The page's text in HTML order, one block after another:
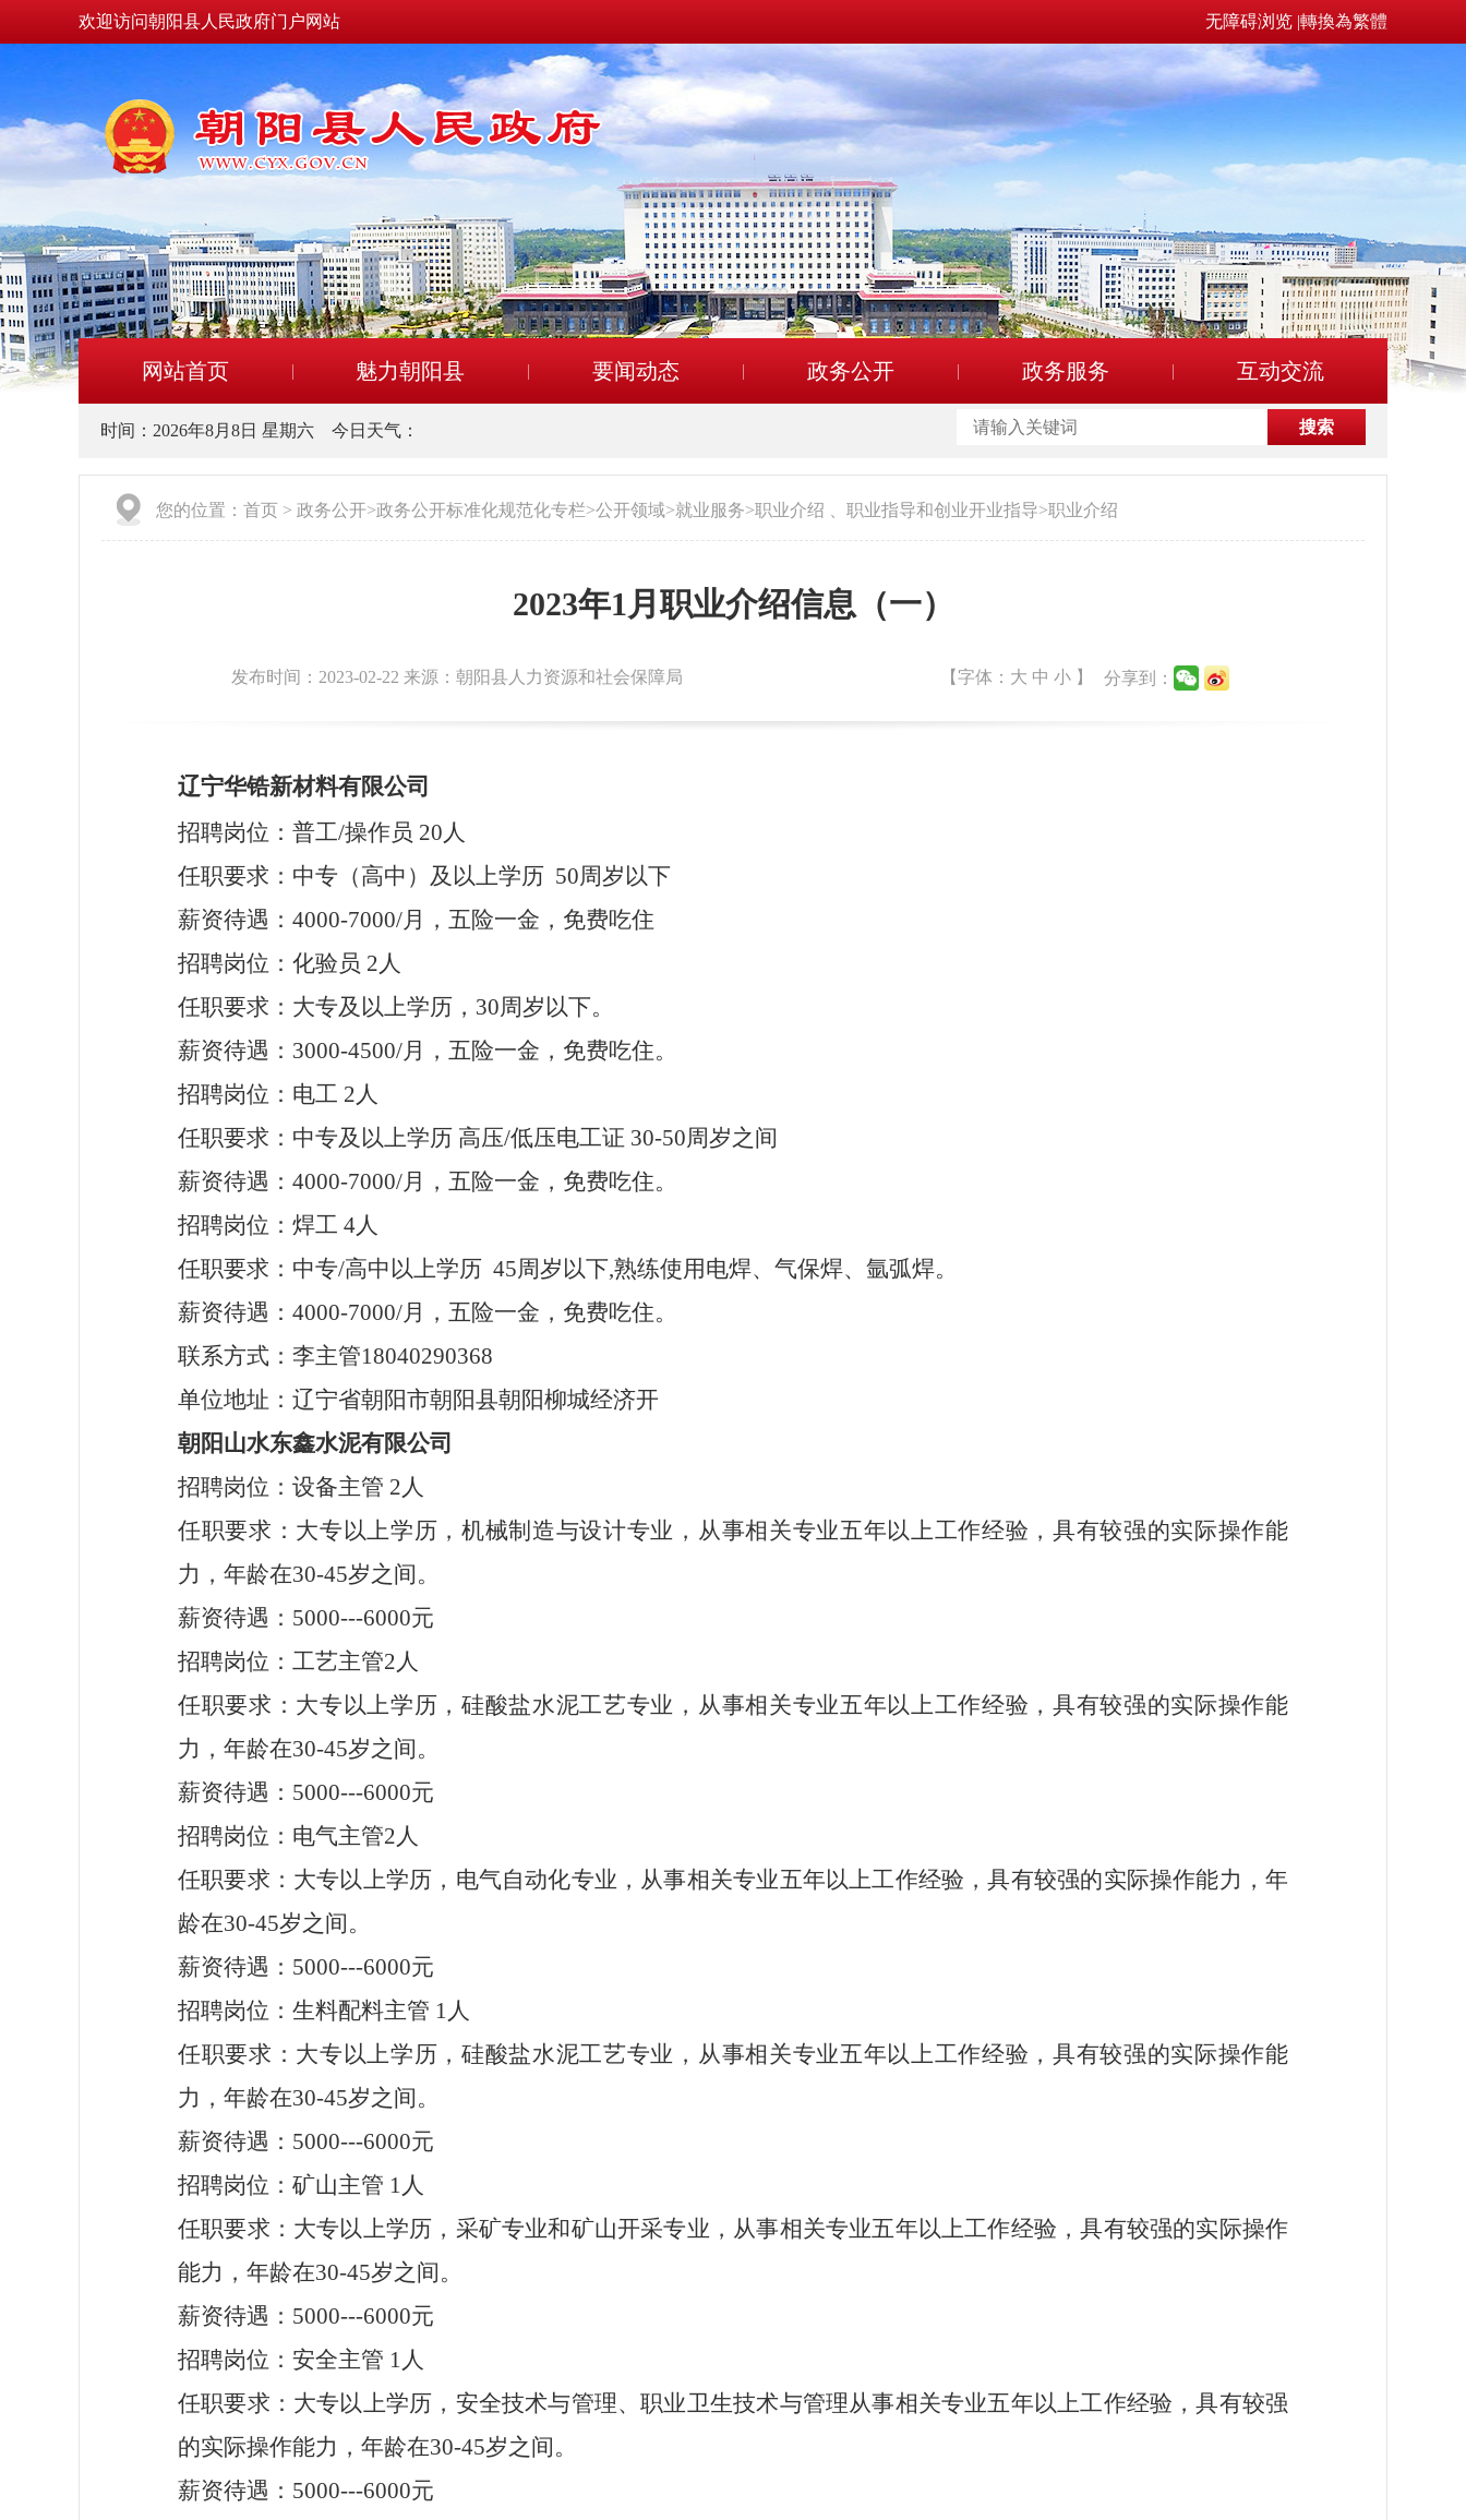
欢迎访问朝阳县人民政府门户网站 无障碍浏览 |轉換為繁體
网站首页 魅力朝阳县 要闻动态 政务公开 政务服务 互动交流
时间： 2026年8月8日 星期六 今日天气：
您的位置： 首页 > 政务公开>政务公开标准化规范化专栏>公开领域>就业服务>职业介绍 、职业指导和创业开业指导>职业介绍
2023年1月职业介绍信息（一）
发布时间：2023-02-22 来源：朝阳县人力资源和社会保障局 【字体： 大 中 小 】 分享到：
辽宁华锆新材料有限公司
招聘岗位：普工/操作员 20人
任职要求：中专（高中）及以上学历 50周岁以下
薪资待遇： 4000-7000/月，五险一金，免费吃住
招聘岗位：化验员 2人
任职要求：大专及以上学历， 30周岁以下。
薪资待遇： 3000-4500/月，五险一金，免费吃住。
招聘岗位：电工 2人
任职要求：中专及以上学历 高压/低压电工证 30-50周岁之间
薪资待遇： 4000-7000/月，五险一金，免费吃住。
招聘岗位：焊工 4人
任职要求：中专/高中以上学历 45周岁以下,熟练使用电焊、气保焊、氩弧焊。
薪资待遇： 4000-7000/月，五险一金，免费吃住。
联系方式：李主管18040290368
单位地址：辽宁省朝阳市朝阳县朝阳柳城经济开
朝阳山水东鑫水泥有限公司
招聘岗位：设备主管 2人
任职要求：大专以上学历，机械制造与设计专业，从事相关专业五年以上工作经验，具有较强的实际操作能
力，年龄在30-45岁之间。
薪资待遇： 5000---6000元
招聘岗位：工艺主管2人
任职要求：大专以上学历，硅酸盐水泥工艺专业，从事相关专业五年以上工作经验，具有较强的实际操作能
力，年龄在30-45岁之间。
薪资待遇： 5000---6000元
招聘岗位：电气主管2人
任职要求：大专以上学历，电气自动化专业，从事相关专业五年以上工作经验，具有较强的实际操作能力，年
龄在30-45岁之间。
薪资待遇： 5000---6000元
招聘岗位：生料配料主管 1人
任职要求：大专以上学历，硅酸盐水泥工艺专业，从事相关专业五年以上工作经验，具有较强的实际操作能
力，年龄在30-45岁之间。
薪资待遇： 5000---6000元
招聘岗位：矿山主管 1人
任职要求：大专以上学历，采矿专业和矿山开采专业，从事相关专业五年以上工作经验，具有较强的实际操作
能力，年龄在30-45岁之间。
薪资待遇： 5000---6000元
招聘岗位：安全主管 1人
任职要求：大专以上学历，安全技术与管理、职业卫生技术与管理从事相关专业五年以上工作经验，具有较强
的实际操作能力，年龄在30-45岁之间。
薪资待遇： 5000---6000元